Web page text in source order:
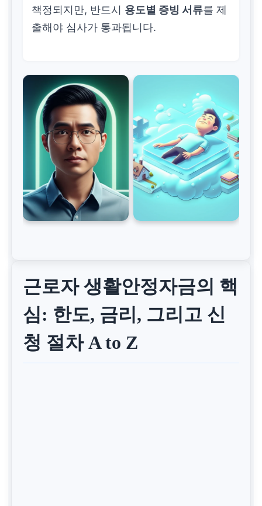
책정되지만, 반드시 용도별 증빙 서류를 제
출해야 심사가 통과됩니다.
근로자 생활안정자금의 핵
심: 한도, 금리, 그리고 신
청 절차 A to Z